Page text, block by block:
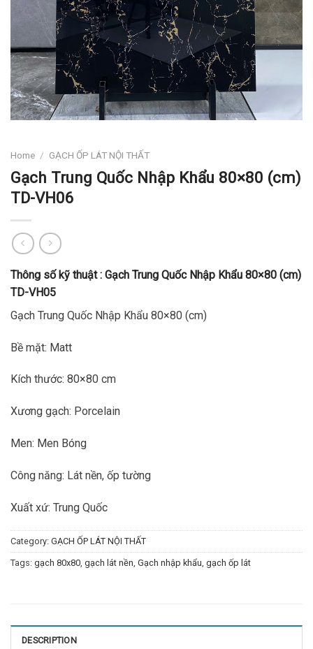
Home / GẠCH ỐP LÁT NỘI THẤT
Gạch Trung Quốc Nhập Khẩu 80×80 (cm)
TD-VH06
Thông số kỹ thuật : Gạch Trung Quốc Nhập Khẩu 80×80 (cm)
TD-VH05
Gạch Trung Quốc Nhập Khẩu 80×80 (cm)
Bề mặt: Matt
Kích thước: 80×80 cm
Xương gạch: Porcelain
Men: Men Bóng
Công năng: Lát nền, ốp tường
Xuất xứ: Trung Quốc
Category: GẠCH ỐP LÁT NỘI THẤT
Tags: gạch 80x80, gạch lát nền, Gạch nhập khẩu, gạch ốp lát
DESCRIPTION